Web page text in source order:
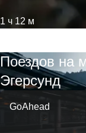
1 ч 12 м
Поездов на
Эгерсунд
GoAhead